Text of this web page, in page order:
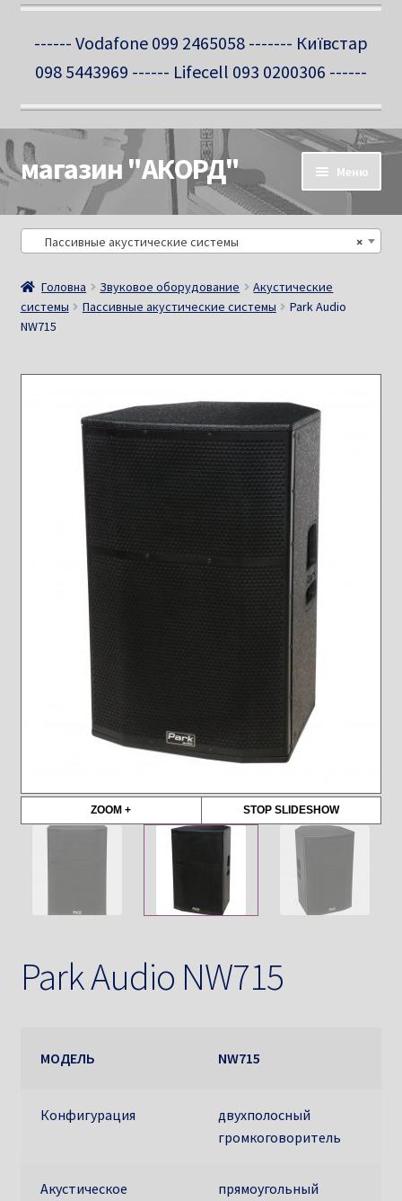
------ Vodafone 099 2465058 ------- Київстар
098 5443969 ------ Lifecell 093 0200306 ------
Перейти
до
навігації
Перейти
до
вмісту
магазин "АКОРД" Меню
Про нас
Контакти
×
Пассивные акустические системы
Головна Звуковое оборудование
Акустические
системы
Пассивные акустические системы
Park Audio
NW715
ZOOM + STOP SLIDESHOW
Park Audio NW715
МОДЕЛЬ NW715
Конфигурация
двухполосный
громкоговоритель
Акустическое
прямоугольный